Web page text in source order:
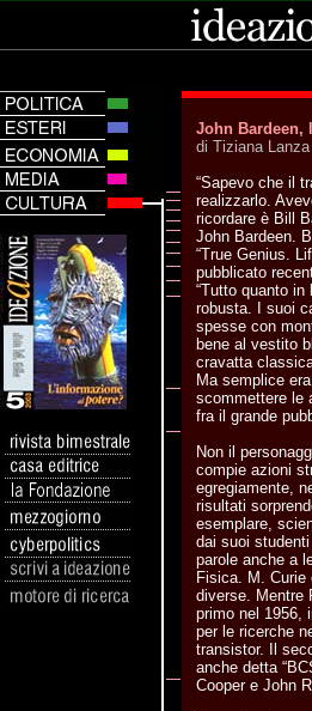
John Bardeen,
di Tiziana Lanza
“Sapevo che il
realizzarlo.
ricordare è Bill
John Bardeen.
“True Genius.
pubblicato
“Tutto quanto
robusta. I suoi
spesse con
bene al vestito
cravatta
Ma semplice
scommettere le
fra il grande
Non il
compie azioni
egregiamente,
risultati
esemplare,
dai suoi
parole anche a
Fisica. M.
diverse. Mentre
primo nel 1956,
per le ricerche
transistor. Il
anche detta
Cooper e John